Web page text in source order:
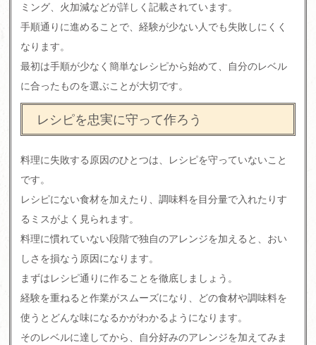
ミング、火加減などが詳しく記載されています。
手順通りに進めることで、経験が少ない人でも失敗しにくく
なります。
最初は手順が少なく簡単なレシピから始めて、自分のレベル
に合ったものを選ぶことが大切です。
レシピを忠実に守って作ろう
料理に失敗する原因のひとつは、レシピを守っていないこと
です。
レシピにない食材を加えたり、調味料を目分量で入れたりす
るミスがよく見られます。
料理に慣れていない段階で独自のアレンジを加えると、おい
しさを損なう原因になります。
まずはレシピ通りに作ることを徹底しましょう。
経験を重ねると作業がスムーズになり、どの食材や調味料を
使うとどんな味になるかがわかるようになります。
そのレベルに達してから、自分好みのアレンジを加えてみま